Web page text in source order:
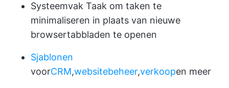
Systeemvak Taak om taken te
minimaliseren in plaats van nieuwe
browsertabbladen te openen
Sjablonen
voorCRM,websitebeheer,verkoopen meer